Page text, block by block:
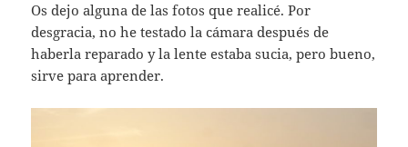
Os dejo alguna de las fotos que realicé. Por
desgracia, no he testado la cámara después de
haberla reparado y la lente estaba sucia, pero bueno,
sirve para aprender.